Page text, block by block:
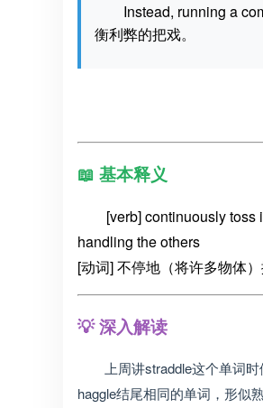
Instead, running a
衡利弊的把戏。
📖 基本释义
[verb] continuously toss
handling the others
[动词] 不停地（将许多物体
💡 深入解读
上周讲straddle这个单词
haggle结尾相同的单词，形似